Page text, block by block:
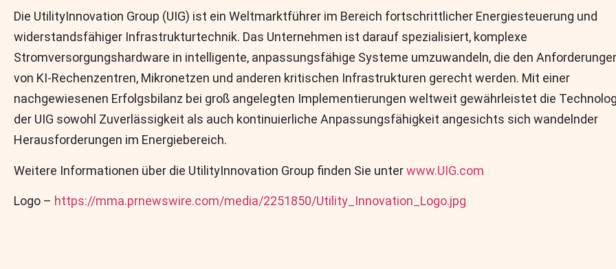
Die UtilityInnovation Group (UIG) ist ein Weltmarktführer im Bereich fortschrittlicher Energiesteuerung und
widerstandsfähiger Infrastrukturtechnik. Das Unternehmen ist darauf spezialisiert, komplexe
Stromversorgungshardware in intelligente, anpassungsfähige Systeme umzuwandeln, die den
von KI-Rechenzentren, Mikronetzen und anderen kritischen Infrastrukturen gerecht werden. Mit einer
nachgewiesenen Erfolgsbilanz bei groß angelegten Implementierungen weltweit gewährleistet die
der UIG sowohl Zuverlässigkeit als auch kontinuierliche Anpassungsfähigkeit angesichts sich wandelnder
Herausforderungen im Energiebereich.
Weitere Informationen über die UtilityInnovation Group finden Sie unterwww.UIG.com
Logo – https://mma.prnewswire.com/media/2251850/Utility_Innovation_Logo.jpg